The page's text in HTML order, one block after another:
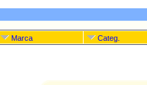
Marca Categ.